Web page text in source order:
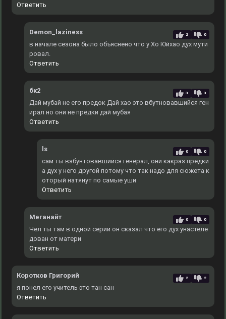
Ответить
Demon_laziness 2 0
в начале сезона было объяснено что у Хо Юйхао дух мути
ровал.
Ответить
бк2 3 3
Дай мубай не его предок Дай хао это вбутновавшийся ген
ирал но они не предки дай мубая
Ответить
ls 0 0
сам ты взбунтовавшийся генерал, они какраз предки
а дух у него другой потому что так надо для сюжета к
оторый натянут по самые уши
Ответить
Меганайт 0 0
Чел ты там в одной серии он сказал что его дух унастеле
дован от матери
Ответить
Коротков Григорий 2 2
я понел его учитель это тан сан
Ответить